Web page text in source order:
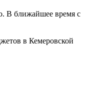
В ближайшее время с
в Кемеровской